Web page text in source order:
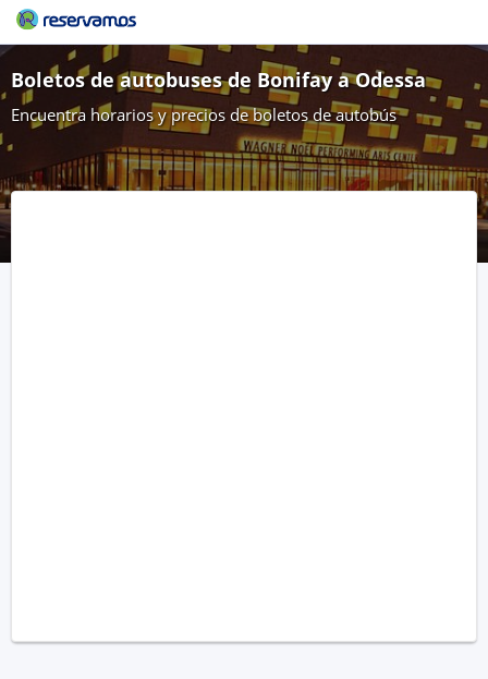
Boletos de autobuses de Bonifay a Odessa
Encuentra horarios y precios de boletos de autobús